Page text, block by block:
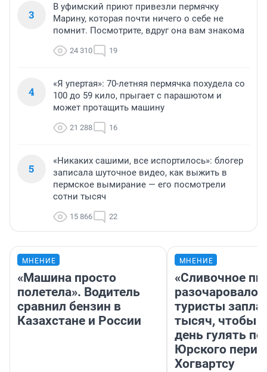
3
В уфимский приют привезли пермячку
Марину, которая почти ничего о себе не
помнит. Посмотрите, вдруг она вам знакома
24 310 19
4
«Я упертая»: 70-летняя пермячка похудела со
100 до 59 кило, прыгает с парашютом и
может протащить машину
21 288 16
5
«Никаких сашими, все испортилось»: блогер
записала шуточное видео, как выжить в
пермское вымирание — его посмотрели
сотни тысяч
15 866 22
МНЕНИЕ
«Машина просто
полетела». Водитель
сравнил бензин в
Казахстане и России
МНЕНИЕ
«Сливочное
разочаровало»:
туристы
тысяч, чтобы
день гулять по
Юрского
Хогвартсу